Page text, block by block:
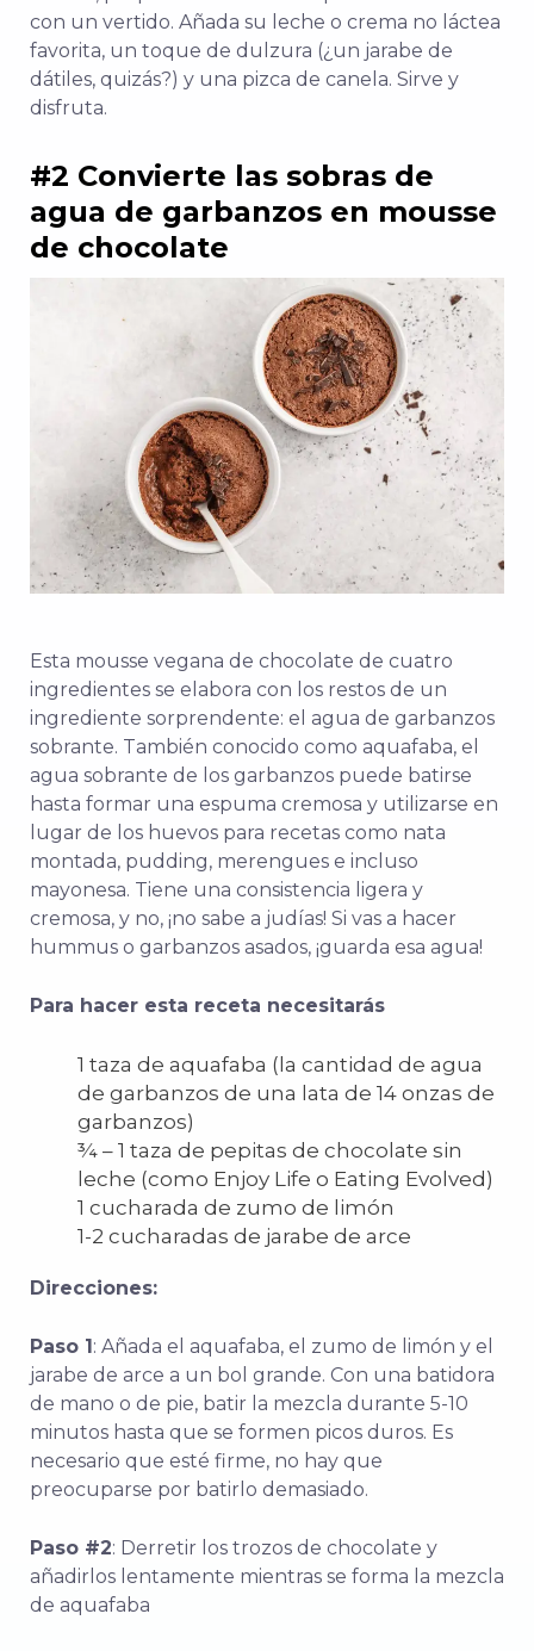
con un vertido. Añada su leche o crema no láctea
favorita, un toque de dulzura (¿un jarabe de
dátiles, quizás?) y una pizca de canela. Sirve y
disfruta.
#2 Convierte las sobras de
agua de garbanzos en mousse
de chocolate
Esta mousse vegana de chocolate de cuatro
ingredientes se elabora con los restos de un
ingrediente sorprendente: el agua de garbanzos
sobrante. También conocido como aquafaba, el
agua sobrante de los garbanzos puede batirse
hasta formar una espuma cremosa y utilizarse en
lugar de los huevos para recetas como nata
montada, pudding, merengues e incluso
mayonesa. Tiene una consistencia ligera y
cremosa, y no, ¡no sabe a judías! Si vas a hacer
hummus o garbanzos asados, ¡guarda esa agua!
Para hacer esta receta necesitarás
1 taza de aquafaba (la cantidad de agua
de garbanzos de una lata de 14 onzas de
garbanzos)
¾ – 1 taza de pepitas de chocolate sin
leche (como Enjoy Life o Eating Evolved)
1 cucharada de zumo de limón
1-2 cucharadas de jarabe de arce
Direcciones:
Paso 1 : Añada el aquafaba, el zumo de limón y el
jarabe de arce a un bol grande. Con una batidora
de mano o de pie, batir la mezcla durante 5-10
minutos hasta que se formen picos duros. Es
necesario que esté firme, no hay que
preocuparse por batirlo demasiado.
Paso #2: Derretir los trozos de chocolate y
añadirlos lentamente mientras se forma la mezcla
de aquafaba